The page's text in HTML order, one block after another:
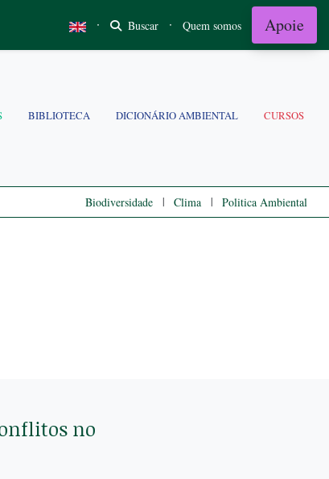
· Buscar · Quem somos Apoie
BIBLIOTECA DICIONÁRIO AMBIENTAL CURSOS
Biodiversidade | Clima | Politica Ambiental
no